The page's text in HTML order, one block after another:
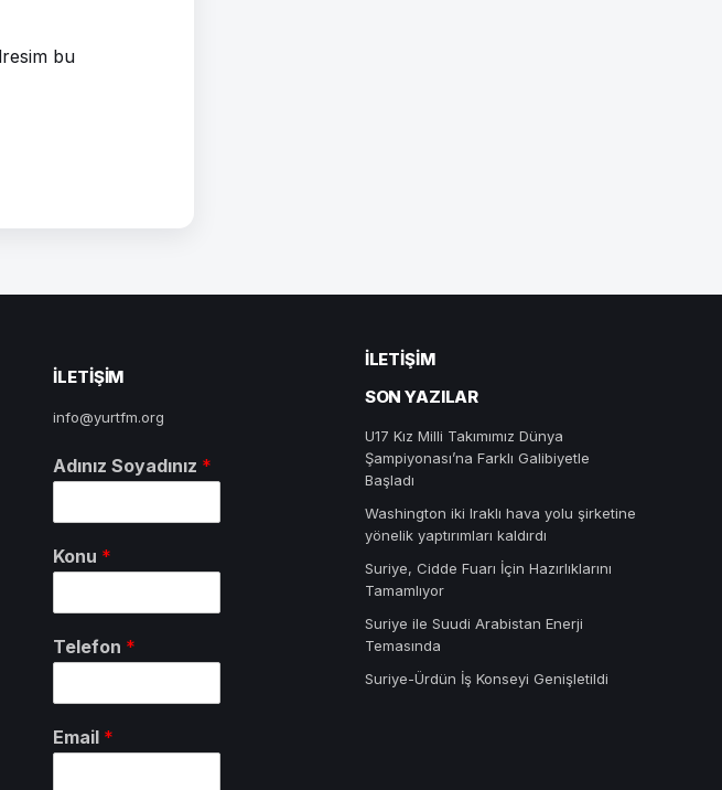
bu
ILETIŞIM
info@yurtfm.org
Adınız Soyadınız *
Konu *
Telefon *
Email *
İLETIŞIM
SON YAZILAR
U17 Kız Milli Takımımız Dünya
Şampiyonası’na Farklı Galibiyetle
Başladı
Washington iki Iraklı hava yolu şirketine
yönelik yaptırımları kaldırdı
Suriye, Cidde Fuarı İçin Hazırlıklarını
Tamamlıyor
Suriye ile Suudi Arabistan Enerji
Temasında
Suriye-Ürdün İş Konseyi Genişletildi